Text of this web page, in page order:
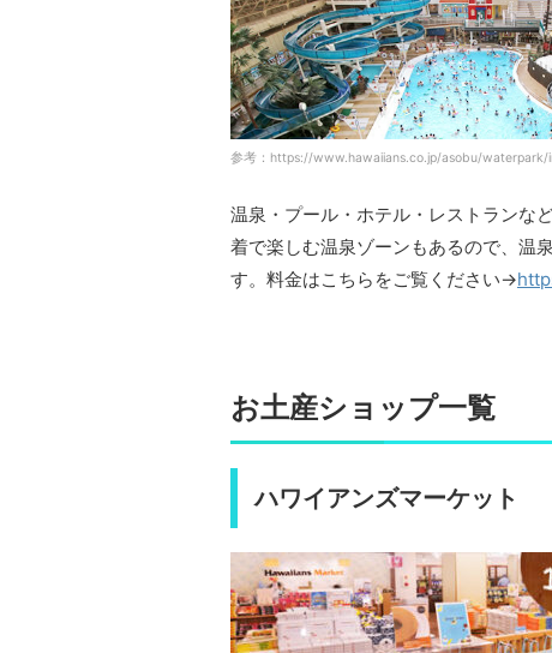
参考：https://www.hawaiians.co.jp/asobu/waterpark/
温泉・プール・ホテル・レストランな
着で楽しむ温泉ゾーンもあるので、温
す。料金はこちらをご覧ください→
お土産ショップ一覧
ハワイアンズマーケット